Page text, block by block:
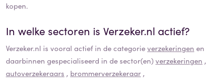
kopen.
In welke sectoren is Verzeker.nl actief?
Verzeker.nl is vooral actief in de categorieverzekeringen en
daarbinnen gespecialiseerd in de sector(en)verzekeringen ,
autoverzekeraars , brommerverzekeraar ,